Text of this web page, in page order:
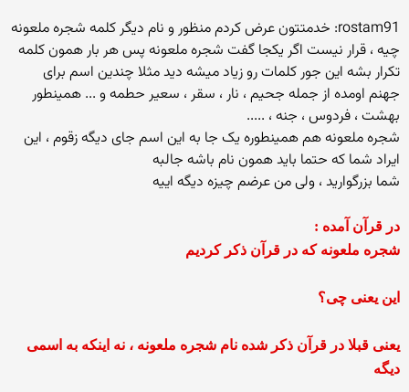
rostam91: خدمتتون عرض کردم منظور و نام دیگر کلمه شجره ملعونه
چیه ، قرار نیست اگر یکجا گفت شجره ملعونه پس هر بار همون کلمه
تکرار بشه این جور کلمات رو زیاد میشه دید مثلا چندین اسم برای
جهنم اومده از جمله جحیم ، نار ، سقر ، سعیر حطمه و ... همینطور
بهشت ، فردوس ، جنه ، .....
شجره ملعونه هم همینطوره یک جا به این اسم جای دیگه زقوم ، این
ایراد شما که حتما باید همون نام باشه جالبه
شما بزرگوارید ، ولی من عرضم چیزه دیگه اییه
در قرآن آمده :
شجره ملعونه که در قرآن ذکر کردیم
این یعنی چی؟
یعنی قبلا در قرآن ذکر شده نام شجره ملعونه ، نه اینکه به اسمی
دیگه